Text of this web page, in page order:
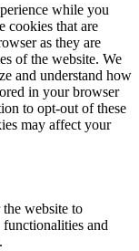
while you
cookies that are
as they are
of the website. We
and understand how
in your browser
to opt-out of these
may affect your
the website to
and